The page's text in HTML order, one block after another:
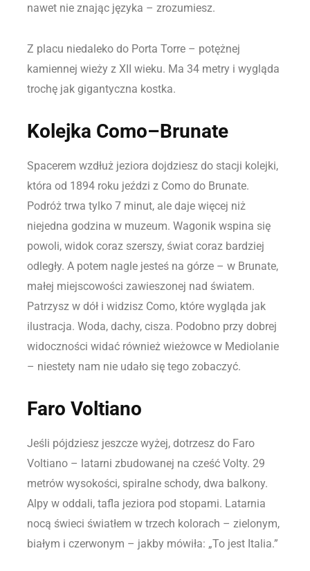
nawet nie znając języka – zrozumiesz.
Z placu niedaleko do Porta Torre – potężnej
kamiennej wieży z XII wieku. Ma 34 metry i wygląda
trochę jak gigantyczna kostka.
Kolejka Como–Brunate
Spacerem wzdłuż jeziora dojdziesz do stacji kolejki,
która od 1894 roku jeździ z Como do Brunate.
Podróż trwa tylko 7 minut, ale daje więcej niż
niejedna godzina w muzeum. Wagonik wspina się
powoli, widok coraz szerszy, świat coraz bardziej
odległy. A potem nagle jesteś na górze – w Brunate,
małej miejscowości zawieszonej nad światem.
Patrzysz w dół i widzisz Como, które wygląda jak
ilustracja. Woda, dachy, cisza. Podobno przy dobrej
widoczności widać również wieżowce w Mediolanie
– niestety nam nie udało się tego zobaczyć.
Faro Voltiano
Jeśli pójdziesz jeszcze wyżej, dotrzesz do Faro
Voltiano – latarni zbudowanej na cześć Volty. 29
metrów wysokości, spiralne schody, dwa balkony.
Alpy w oddali, tafla jeziora pod stopami. Latarnia
nocą świeci światłem w trzech kolorach – zielonym,
białym i czerwonym – jakby mówiła: „To jest Italia.”